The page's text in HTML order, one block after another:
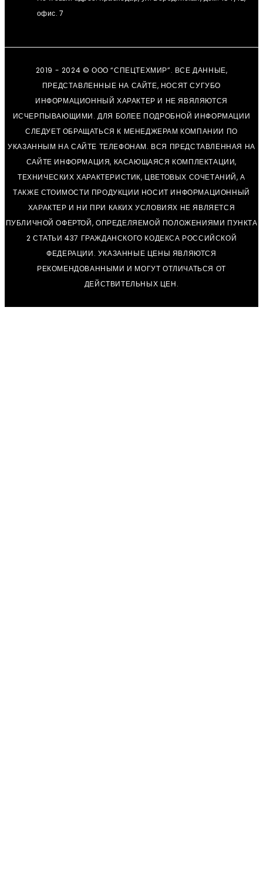
офис. 7
2019 - 2024 © ООО “СПЕЦТЕХМИР”. ВСЕ ДАННЫЕ,
ПРЕДСТАВЛЕННЫЕ НА САЙТЕ, НОСЯТ СУГУБО
ИНФОРМАЦИОННЫЙ ХАРАКТЕР И НЕ ЯВЯЛЯЮТСЯ
ИСЧЕРПЫВАЮЩИМИ. ДЛЯ БОЛЕЕ ПОДРОБНОЙ ИНФОРМАЦИИ
СЛЕДУЕТ ОБРАЩАТЬСЯ К МЕНЕДЖЕРАМ КОМПАНИИ ПО
УКАЗАННЫМ НА САЙТЕ ТЕЛЕФОНАМ. ВСЯ ПРЕДСТАВЛЕННАЯ НА
САЙТЕ ИНФОРМАЦИЯ, КАСАЮЩАЯСЯ КОМПЛЕКТАЦИИ,
ТЕХНИЧЕСКИХ ХАРАКТЕРИСТИК, ЦВЕТОВЫХ СОЧЕТАНИЙ, А
ТАКЖЕ СТОИМОСТИ ПРОДУКЦИИ НОСИТ ИНФОРМАЦИОННЫЙ
ХАРАКТЕР И НИ ПРИ КАКИХ УСЛОВИЯХ НЕ ЯВЛЯЕТСЯ
ПУБЛИЧНОЙ ОФЕРТОЙ, ОПРЕДЕЛЯЕМОЙ ПОЛОЖЕНИЯМИ ПУНКТА
2 СТАТЬИ 437 ГРАЖДАНСКОГО КОДЕКСА РОССИЙСКОЙ
ФЕДЕРАЦИИ. УКАЗАННЫЕ ЦЕНЫ ЯВЛЯЮТСЯ
РЕКОМЕНДОВАННЫМИ И МОГУТ ОТЛИЧАТЬСЯ ОТ
ДЕЙСТВИТЕЛЬНЫХ ЦЕН.